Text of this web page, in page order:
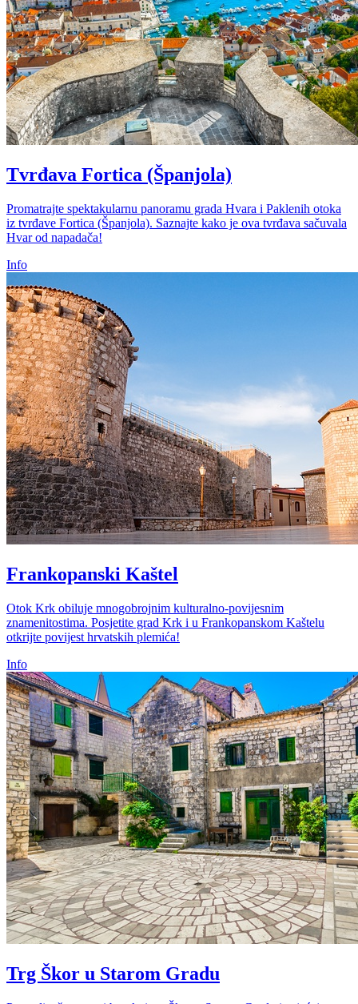
Tvrđava Fortica (Španjola)
Promatrajte spektakularnu panoramu grada Hvara i Paklenih otoka
iz tvrđave Fortica (Španjola). Saznajte kako je ova tvrđava sačuvala
Hvar od napadača!
Info
Frankopanski Kaštel
Otok Krk obiluje mnogobrojnim kulturalno-povijesnim
znamenitostima. Posjetite grad Krk i u Frankopanskom Kaštelu
otkrijte povijest hrvatskih plemića!
Info
Trg Škor u Starom Gradu